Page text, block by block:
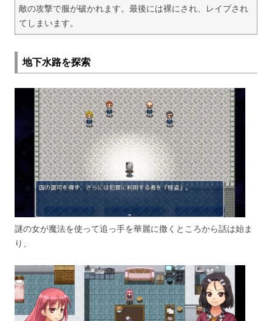
敵の攻撃で服が破かれます。最後には裸にされ、レイプされ
てしまいます。
地下水路を探索
謎の女が魔法を使って追っ手を華麗に撒くところから話は始ま
り、